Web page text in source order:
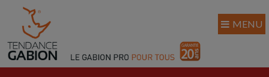
MENU